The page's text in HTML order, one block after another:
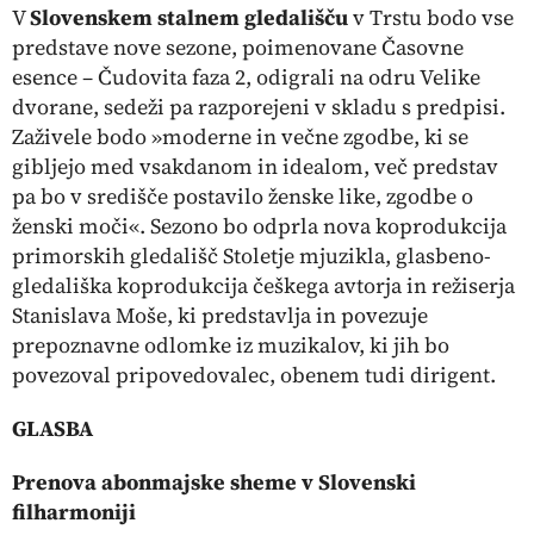
VSlovenskem stalnem gledališčuv Trstu bodo vse
predstave nove sezone, poimenovaneČasovne
esence – Čudovita faza 2, odigrali na odru Velike
dvorane, sedeži pa razporejeni v skladu s predpisi.
Zaživele bodo »moderne in večne zgodbe, ki se
gibljejo med vsakdanom in idealom, več predstav
pa bo v središče postavilo ženske like, zgodbe o
ženski moči«. Sezono bo odprla nova koprodukcija
primorskih gledališčStoletje mjuzikla, glasbeno-
gledališka koprodukcija češkega avtorja in režiserja
Stanislava Moše, ki predstavlja in povezuje
prepoznavne odlomke iz muzikalov, ki jih bo
povezoval pripovedovalec, obenem tudi dirigent.
GLASBA
Prenova abonmajske sheme v Slovenski
filharmoniji